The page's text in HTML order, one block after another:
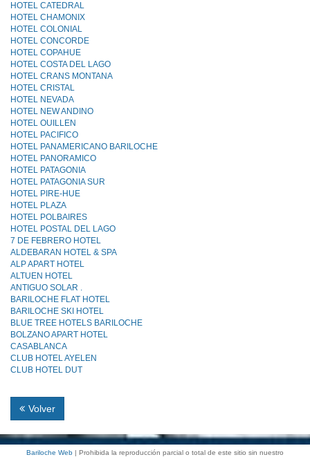
HOTEL CATEDRAL
HOTEL CHAMONIX
HOTEL COLONIAL
HOTEL CONCORDE
HOTEL COPAHUE
HOTEL COSTA DEL LAGO
HOTEL CRANS MONTANA
HOTEL CRISTAL
HOTEL NEVADA
HOTEL NEW ANDINO
HOTEL OUILLEN
HOTEL PACIFICO
HOTEL PANAMERICANO BARILOCHE
HOTEL PANORAMICO
HOTEL PATAGONIA
HOTEL PATAGONIA SUR
HOTEL PIRE-HUE
HOTEL PLAZA
HOTEL POLBAIRES
HOTEL POSTAL DEL LAGO
7 DE FEBRERO HOTEL
ALDEBARAN HOTEL & SPA
ALP APART HOTEL
ALTUEN HOTEL
ANTIGUO SOLAR .
BARILOCHE FLAT HOTEL
BARILOCHE SKI HOTEL
BLUE TREE HOTELS BARILOCHE
BOLZANO APART HOTEL
CASABLANCA
CLUB HOTEL AYELEN
CLUB HOTEL DUT
Volver
Bariloche Web | Prohibida la reproducción parcial o total de este sitio sin nuestro